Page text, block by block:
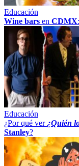
Educación
Wine bars en CDMX
Educación
¿Por qué ver ¿Quién
Stanley?